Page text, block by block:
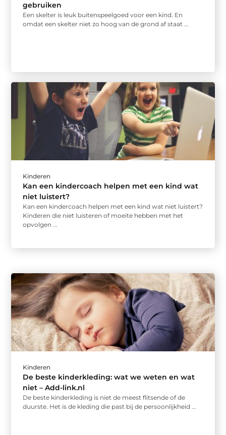
gebruiken
Een skelter is leuk buitenspeelgoed voor een kind. En
omdat een skelter niet zo hoog van de grond af staat ...
Kinderen
Kan een kindercoach helpen met een kind wat
niet luistert?
Kan een kindercoach helpen met een kind wat niet luistert?
Kinderen die niet luisteren of moeite hebben met het
opvolgen ...
Kinderen
De beste kinderkleding: wat we weten en wat
niet – Add-link.nl
De beste kinderkleding is niet de meest flitsende of de
duurste. Het is de kleding die past bij de persoonlijkheid ...